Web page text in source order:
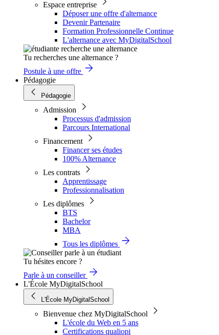
Espace entreprise
Déposer une offre d'alternance
Devenir Partenaire
Formation Professionnelle Continue
L'alternance avec MyDigitalSchool
Tu recherches une alternance ?
Postule à une offre
Pédagogie
Pédagogie
Admission
Processus d'admission
Parcours International
Financement
Financer ses études
100% Alternance
Les contrats
Apprentissage
Professionnalisation
Les diplômes
BTS
Bachelor
MBA
Tous les diplômes
Tu hésites encore ?
Parle à un conseiller
L'École MyDigitalSchool
L'École MyDigitalSchool
Bienvenue chez MyDigitalSchool
L'école du Web en 5 ans
Certifications qualiopi